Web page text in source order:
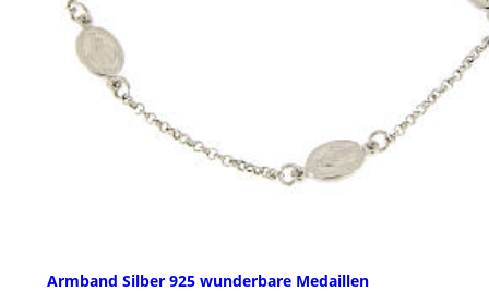
Armband Silber 925 wunderbare Medaillen